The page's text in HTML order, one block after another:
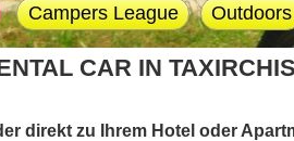
Campers League Outdoors
CAR IN TAXIRCHIS
direkt zu Ihrem Hotel oder